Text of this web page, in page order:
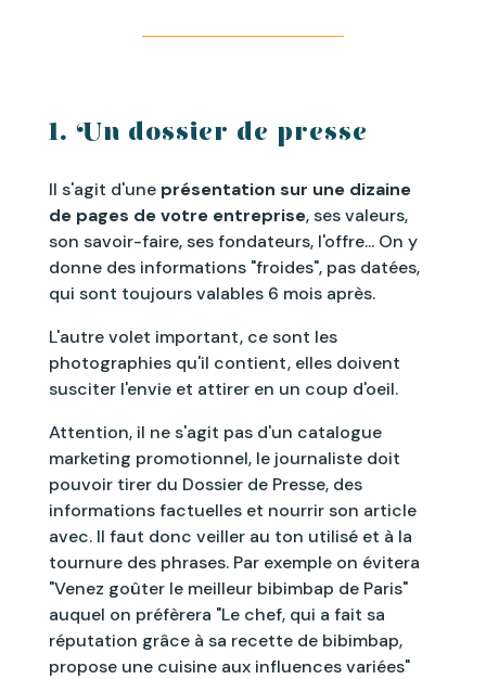
1. Un dossier de presse
Il s'agit d'une présentation sur une dizaine
de pages de votre entreprise, ses valeurs,
son savoir-faire, ses fondateurs, l'offre... On y
donne des informations "froides", pas datées,
qui sont toujours valables 6 mois après.
L'autre volet important, ce sont les
photographies qu'il contient, elles doivent
susciter l'envie et attirer en un coup d'oeil.
Attention, il ne s'agit pas d'un catalogue
marketing promotionnel, le journaliste doit
pouvoir tirer du Dossier de Presse, des
informations factuelles et nourrir son article
avec. Il faut donc veiller au ton utilisé et à la
tournure des phrases. Par exemple on évitera
"Venez goûter le meilleur bibimbap de Paris"
auquel on préfèrera "Le chef, qui a fait sa
réputation grâce à sa recette de bibimbap,
propose une cuisine aux influences variées"